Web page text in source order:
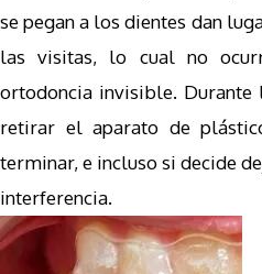
se pegan a los dientes dan
las visitas, lo cual no
ortodoncia invisible. Durante
retirar el aparato de
terminar, e incluso si decide
interferencia.